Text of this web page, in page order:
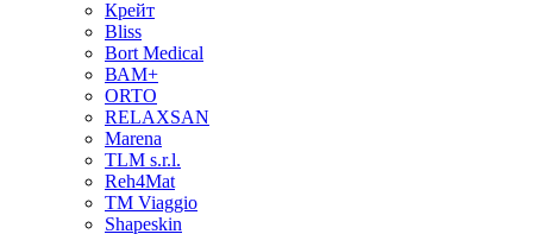
Крейт
Bliss
Bort Medical
ВАМ+
ORTO
RELAXSAN
Marena
TLM s.r.l.
Reh4Mat
TM Viaggio
Shapeskin